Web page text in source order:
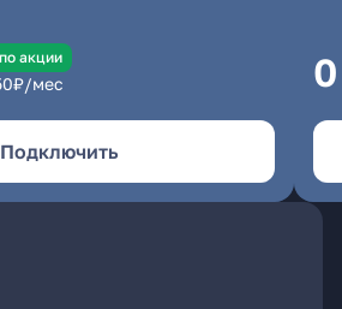
акции
₽/мес
Подключить
0